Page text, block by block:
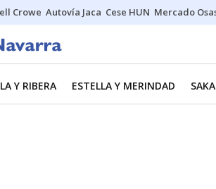
Crowe Autovía Jaca Cese HUN Mercado
Y RIBERA ESTELLA Y MERINDAD